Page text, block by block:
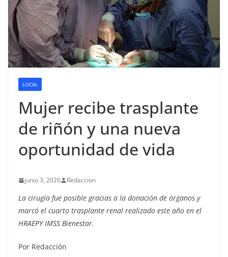
LOCAL
Mujer recibe trasplante
de riñón y una nueva
oportunidad de vida
junio 3, 2026 Redaccion
La cirugía fue posible gracias a la donación de órganos y
marcó el cuarto trasplante renal realizado este año en el
HRAEPY IMSS Bienestar.
Por Redacción